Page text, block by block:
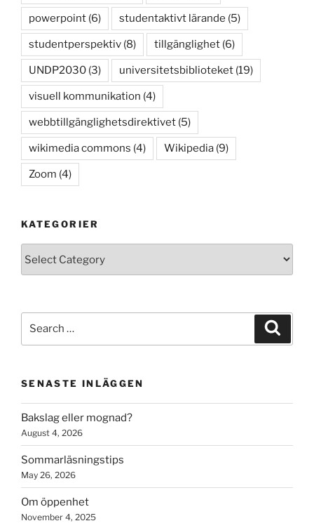
powerpoint (6) studentaktivt lärande (5)
studentperspektiv (8) tillgänglighet (6)
UNDP2030 (3) universitetsbiblioteket (19)
visuell kommunikation (4)
webbtillgänglighetsdirektivet (5)
wikimedia commons (4) Wikipedia (9)
Zoom (4)
KATEGORIER
SENASTE INLÄGGEN
Bakslag eller mognad?
August 4, 2026
Sommarläsningstips
May 26, 2026
Om öppenhet
November 4, 2025